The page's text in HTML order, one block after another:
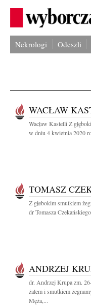
Nekrologi Odeszli
WACŁAW
Wacław Kastelli Z
w dniu 4 kwietnia 2020
TOMASZ
Z głebokim smutkiem
dr Tomasza
ANDRZEJ
dr. Andrzej Krupa zm.
żalem i smutkiem
Męża,...